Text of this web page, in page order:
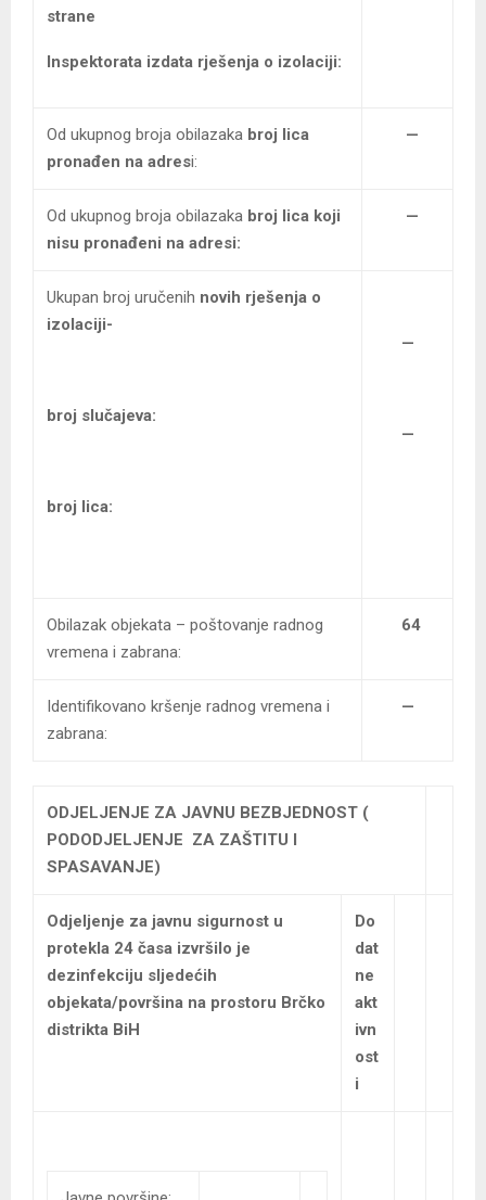
strane
Inspektorata izdata rješenja o izolaciji:
Od ukupnog broja obilazaka broj lica
pronađen na adresi:
—
Od ukupnog broja obilazaka broj lica koji
nisu pronađeni na adresi:
—
Ukupan broj uručenih novih rješenja o
izolaciji-
broj slučajeva:
broj lica:
—
—
Obilazak objekata – poštovanje radnog
vremena i zabrana:
64
Identifikovano kršenje radnog vremena i
zabrana:
—
ODJELJENJE ZA JAVNU BEZBJEDNOST (
PODODJELJENJE ZA ZAŠTITU I
SPASAVANJE)
Odjeljenje za javnu sigurnost u
protekla 24 časa izvršilo je
dezinfekciju sljedećih
objekata/površina na prostoru Brčko
distrikta BiH
Do
dat
ne
akt
ivn
ost
i